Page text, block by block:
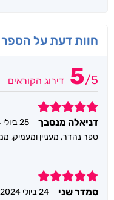
חוות דעת על הספר
5/5 דירוג הקוראים
5
דניאלה מנסבך
25 ביולי 2024
ספר נהדר, מעניין ומעמיק,
5
סמדר שני
24 ביולי 2024